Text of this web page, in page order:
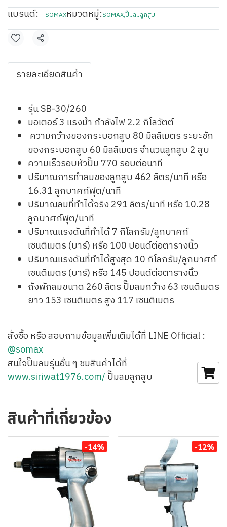
แบรนด์:
SOMAXหมวดหมู่:SOMAX,ปั๊มลมลูกสูบ
แชร์
รายละเอียดสินค้า
รุ่น SB-30/260
มอเตอร์ 3 แรงม้า กำลังไฟ 2.2 กิโลวัตต์
ความกว้างของกระบอกสูบ 80 มิลลิเมตร ระยะชัก
ของกระบอกสูบ 60 มิลลิเมตร จำนวนลูกสูบ 2 สูบ
ความเร็วรอบหัวปั๊ม 770 รอบต่อนาที
ปริมาณการทำลมของลูกสูบ 462 ลิตร/นาที หรือ
16.31 ลูกบาศก์ฟุต/นาที
ปริมาณลมที่ทำได้จริง 291 ลิตร/นาที หรือ 10.28
ลูกบาศก์ฟุต/นาที
ปริมาณแรงดันที่ทำได้ 7 กิโลกรัม/ลูกบาศก์
เซนติเมตร (บาร์) หรือ 100 ปอนด์ต่อตารางนิ้ว
ปริมาณแรงดันที่ทำได้สูงสุด 10 กิโลกรัม/ลูกบาศก์
เซนติเมตร (บาร์) หรือ 145 ปอนด์ต่อตารางนิ้ว
ถังพักลมขนาด 260 ลิตร ปั๊มลมกว้าง 63 เซนติเมตร
ยาว 153 เซนติเมตร สูง 117 เซนติเมตร
สั่งซื้อ หรือ สอบถามข้อมูลเพิ่มเติมได้ที่ LINE Official :
@somax
สนใจปั๊มลมรุ่นอื่น ๆ ชมสินค้าได้ที่
www.siriwat1976.com/ ปั๊มลมลูกสูบ
สินค้าที่เกี่ยวข้อง
-14% -12%